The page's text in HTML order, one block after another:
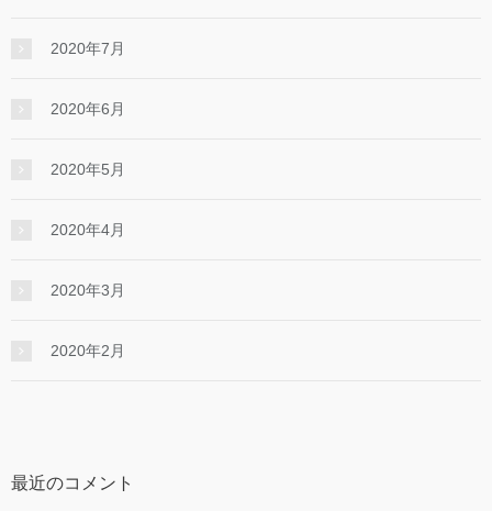
2020年7月
2020年6月
2020年5月
2020年4月
2020年3月
2020年2月
最近のコメント